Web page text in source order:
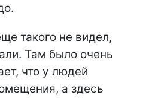
такого не видел,
Там было очень
что у людей
а здесь